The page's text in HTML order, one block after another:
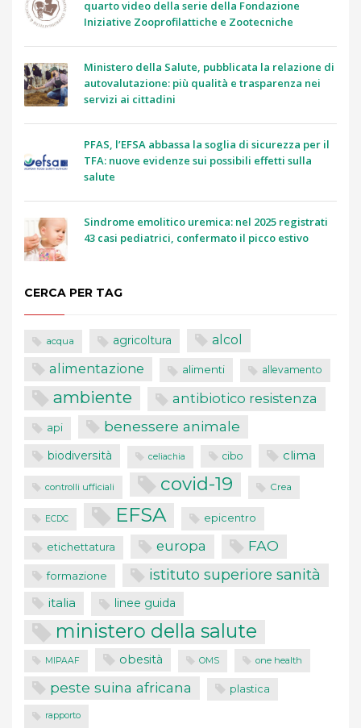
quarto video della serie della Fondazione
Iniziative Zooprofilattiche e Zootecniche
Ministero della Salute, pubblicata la relazione di
autovalutazione: più qualità e trasparenza nei
servizi ai cittadini
PFAS, l’EFSA abbassa la soglia di sicurezza per il
TFA: nuove evidenze sui possibili effetti sulla
salute
Sindrome emolitico uremica: nel 2025 registrati
43 casi pediatrici, confermato il picco estivo
CERCA PER TAG
acqua agricoltura alcol
alimentazione alimenti allevamento
ambiente antibiotico resistenza
api benessere animale
biodiversità celiachia cibo clima
controlli ufficiali covid-19 Crea
ECDC EFSA epicentro
etichettatura europa FAO
formazione istituto superiore sanità
italia linee guida
ministero della salute
MIPAAF obesità OMS one health
peste suina africana plastica
rapporto